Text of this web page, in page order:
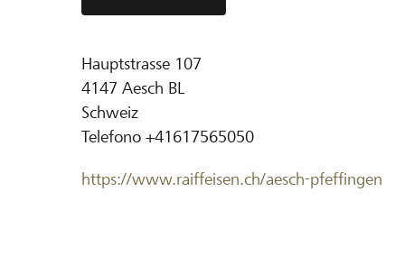
Hauptstrasse 107
4147 Aesch BL
Schweiz
Telefono +41617565050
https://www.raiffeisen.ch/aesch-pfeffingen